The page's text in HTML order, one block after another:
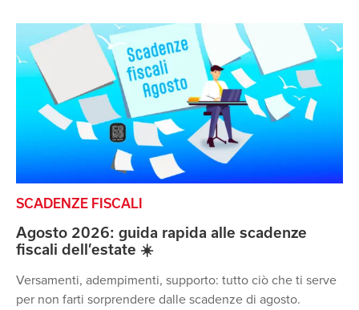
SCADENZE FISCALI
Agosto 2026: guida rapida alle scadenze
fiscali dell’estate ☀️
Versamenti, adempimenti, supporto: tutto ciò che ti serve
per non farti sorprendere dalle scadenze di agosto.